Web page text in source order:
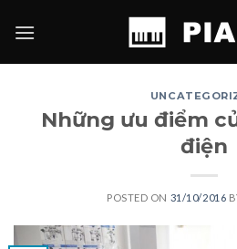
Những ưu điểm
điện
POSTED ON 31/10/2016